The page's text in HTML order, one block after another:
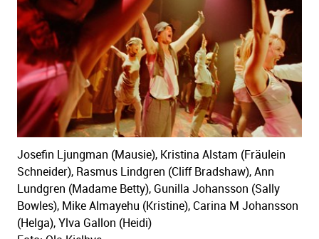
Josefin Ljungman (Mausie), Kristina Alstam (Fräulein
Schneider), Rasmus Lindgren (Cliff Bradshaw), Ann
Lundgren (Madame Betty), Gunilla Johansson (Sally
Bowles), Mike Almayehu (Kristine), Carina M Johansson
(Helga), Ylva Gallon (Heidi)